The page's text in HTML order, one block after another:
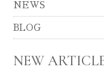
NEWS
BLOG
NEW